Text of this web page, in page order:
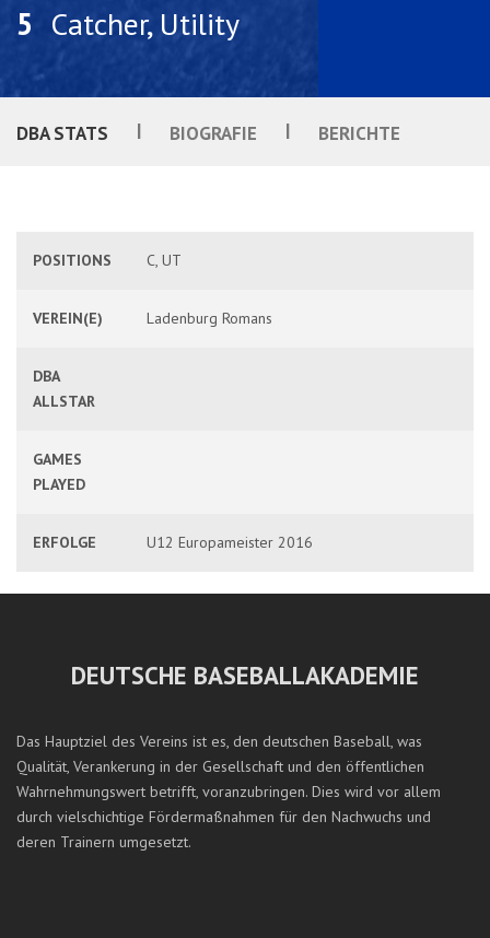
5 Catcher, Utility
DBA STATS | BIOGRAFIE | BERICHTE
POSITIONS C, UT
VEREIN(E) Ladenburg Romans
DBA
ALLSTAR
GAMES
PLAYED
ERFOLGE U12 Europameister 2016
DEUTSCHE BASEBALLAKADEMIE
Das Hauptziel des Vereins ist es, den deutschen Baseball, was
Qualität, Verankerung in der Gesellschaft und den öffentlichen
Wahrnehmungswert betrifft, voranzubringen. Dies wird vor allem
durch vielschichtige Fördermaßnahmen für den Nachwuchs und
deren Trainern umgesetzt.